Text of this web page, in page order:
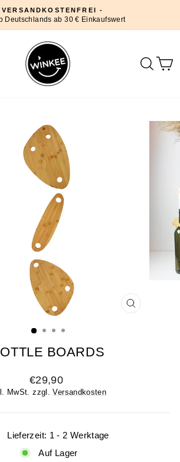
Pause
-
Deutschlands ab 30 € Einkaufswert
BOARDS
Normaler
Preis
€29,90
MwSt. zzgl.Versandkosten
Lieferzeit: 1 - 2 Werktage
Auf Lager